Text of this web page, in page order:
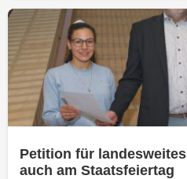
Petition für
auch am Staatsfeiertag